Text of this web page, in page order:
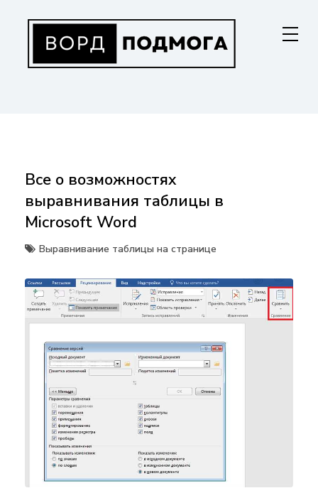
содержанию
Все о возможностях
выравнивания таблицы в
Microsoft Word
Выравнивание таблицы на странице